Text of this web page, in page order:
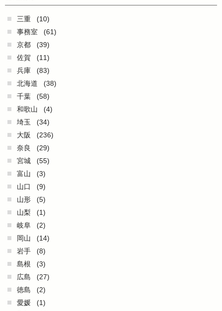
三重
(10)
事務室
(61)
京都
(39)
佐賀
(11)
兵庫
(83)
北海道
(38)
千葉
(58)
和歌山
(4)
埼玉
(34)
大阪
(236)
奈良
(29)
宮城
(55)
富山
(3)
山口
(9)
山形
(5)
山梨
(1)
岐阜
(2)
岡山
(14)
岩手
(8)
島根
(3)
広島
(27)
徳島
(2)
愛媛
(1)